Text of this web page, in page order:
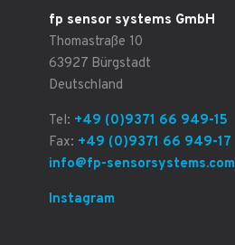
fp sensor systems GmbH
Thomastraße 10
63927 Bürgstadt
Deutschland
Tel: +49 (0)9371 66 949-15
Fax: +49 (0)9371 66 949-17
info@fp-sensorsystems.com
Instagram